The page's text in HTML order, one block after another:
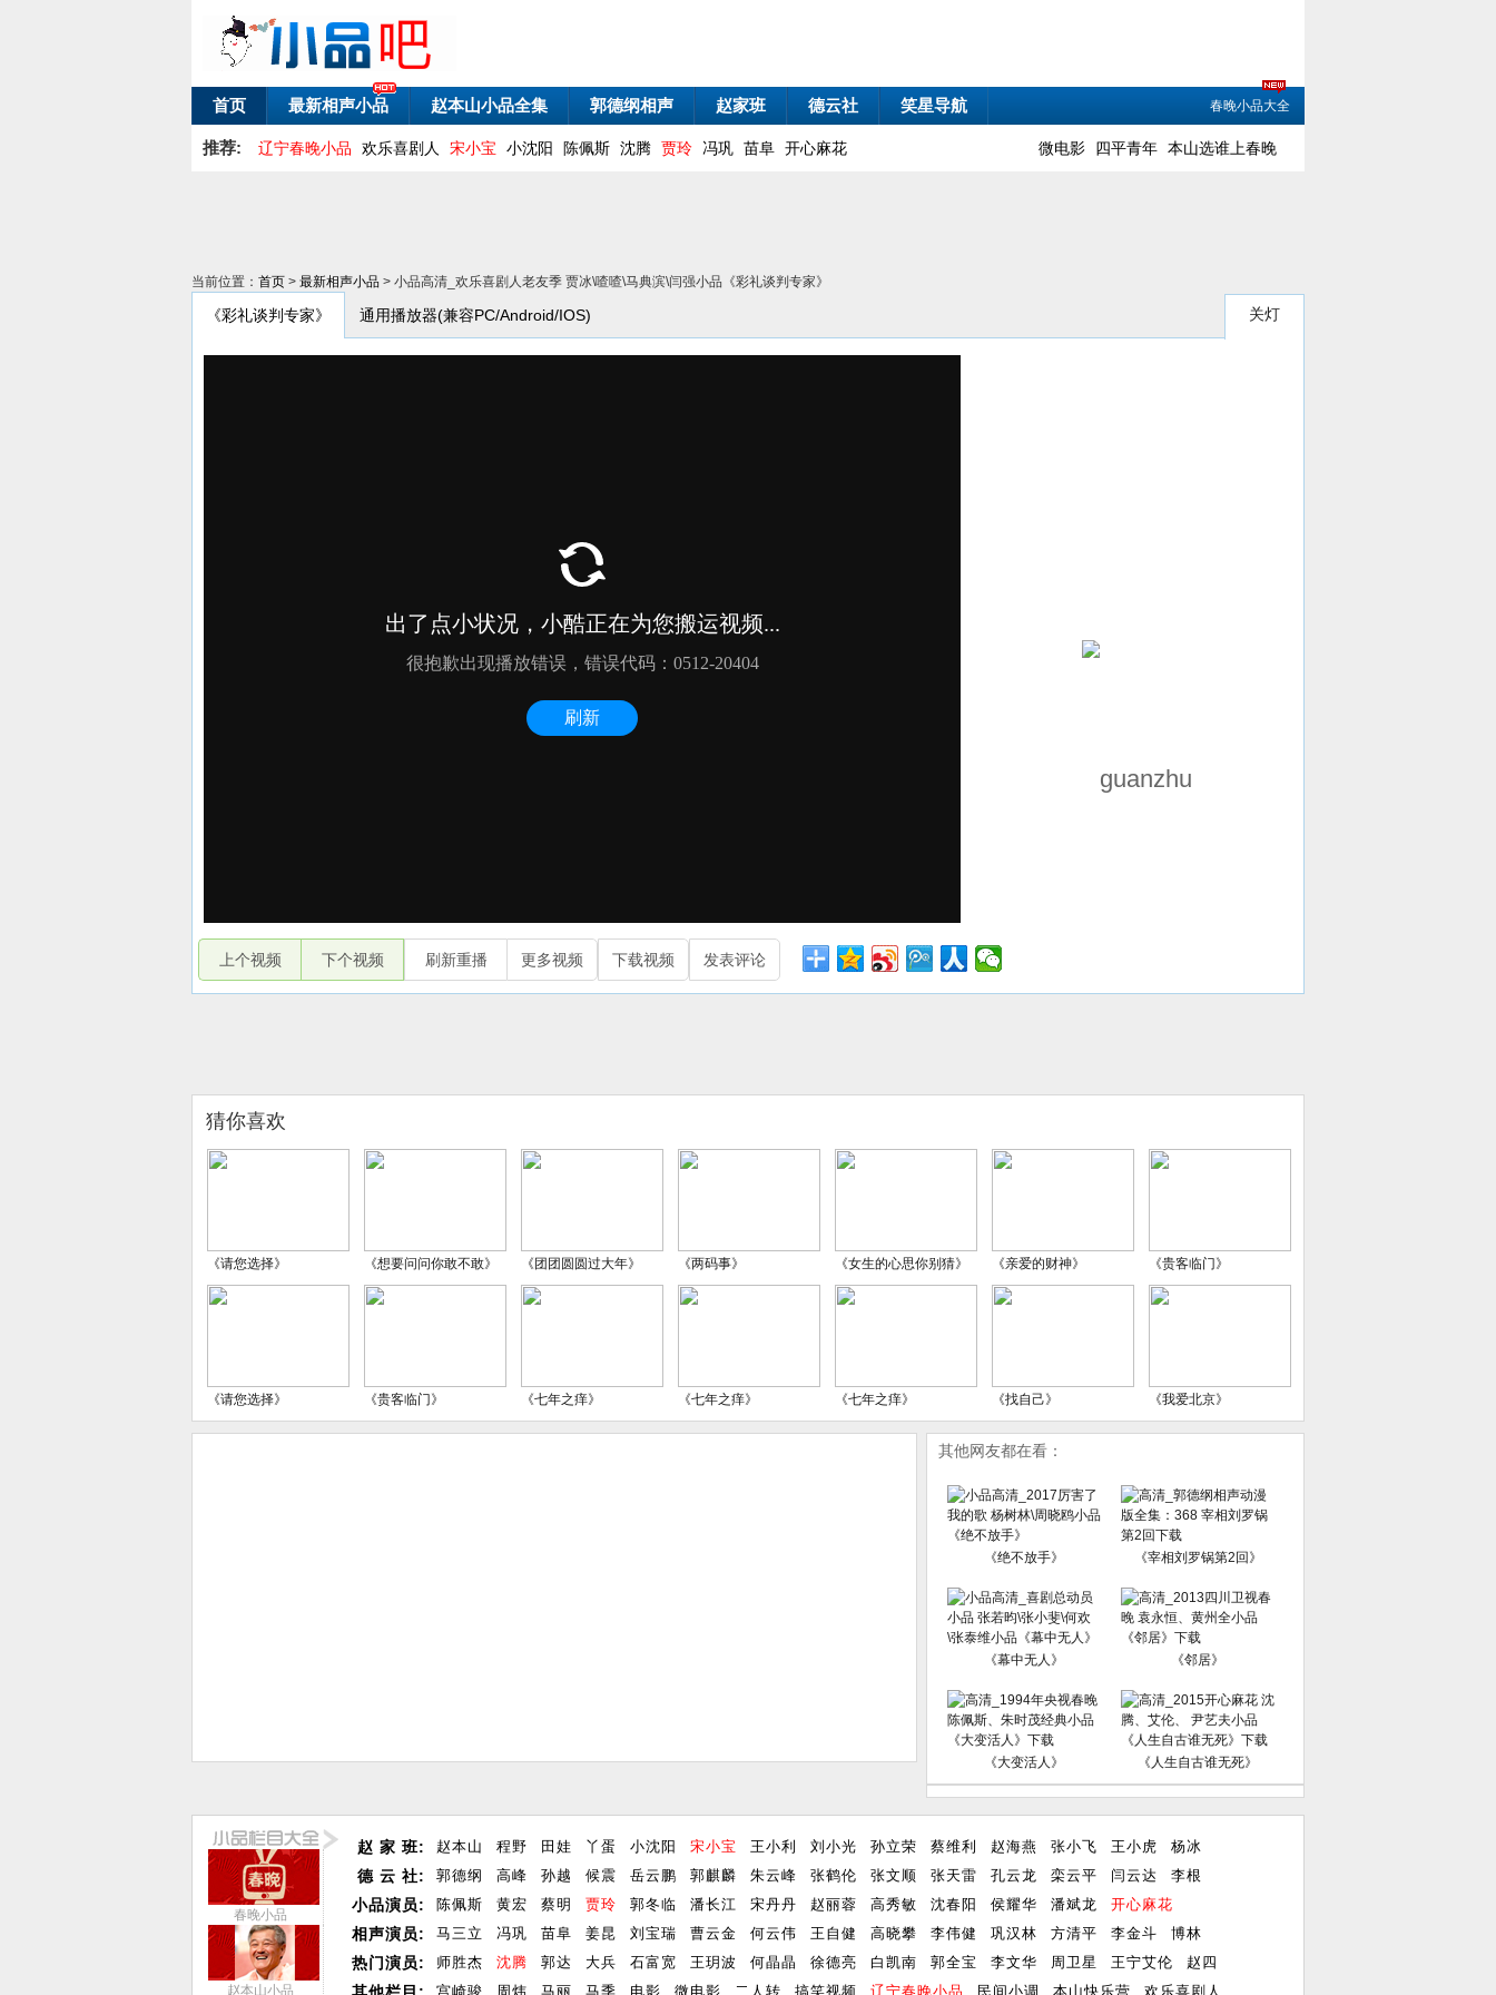
首页 最新相声小品 赵本山小品全集 郭德纲相声 赵家班 德云社 笑星导航 春晚小品大全
推荐: 辽宁春晚小品 欢乐喜剧人 宋小宝 小沈阳 陈佩斯 沈腾 贾玲 冯巩 苗阜 开心麻花 微电影 四平青年 本山选谁上春晚
当前位置： 首页 > 最新相声小品 > 小品高清_欢乐喜剧人老友季 贾冰\喳喳\马典滨\闫强小品《彩礼谈判专家》
《彩礼谈判专家》 通用播放器(兼容PC/Android/IOS) 关灯
上个视频 下个视频 刷新重播 更多视频 下载视频 发表评论
猜你喜欢
《请您选择》 《想要问问你敢不敢》 《团团圆圆过大年》 《两码事》 《女生的心思你别猜》 《亲爱的财神》 《贵客临门》
《请您选择》 《贵客临门》 《七年之痒》 《七年之痒》 《七年之痒》 《找自己》 《我爱北京》
其他网友都在看：
《绝不放手》 《宰相刘罗锅第2回》
《幕中无人》 《邻居》
《大变活人》 《人生自古谁无死》
春晚小品
赵本山小品
赵 家 班:
德 云 社:
小品演员:
相声演员:
热门演员:
赵本山 程野 田娃 丫蛋 小沈阳 宋小宝 王小利 刘小光 孙立荣 蔡维利 赵海燕 张小飞 王小虎
杨冰
郭德纲
高峰 孙越 候震 岳云鹏 郭麒麟 朱云峰 张鹤伦 张文顺 张天雷 孔云龙 栾云平 闫云达
李根
陈佩斯
黄宏 蔡明 贾玲 郭冬临 潘长江 宋丹丹 赵丽蓉 高秀敏 沈春阳 侯耀华 潘斌龙
开心麻花
马三立
冯巩 苗阜 姜昆 刘宝瑞 曹云金 何云伟 王自健 高晓攀 李伟健 巩汉林 方清平 李金斗
博林
师胜杰
沈腾 郭达 大兵 石富宽 王玥波 何晶晶 徐德亮 白凯南 郭全宝 李文华 周卫星 王宁艾伦
赵四
宫崎骏
周炜 马丽 马季 电影 微电影 二人转 搞笑视频 辽宁春晚小品 民间小调 本山快乐营 欢乐喜剧人